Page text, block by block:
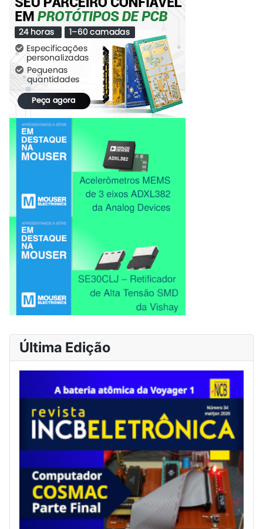
Última Edição